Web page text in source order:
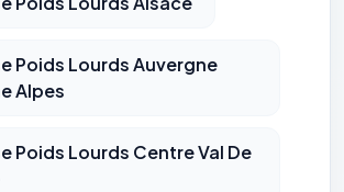
Poids Lourds Auvergne
Alpes
Poids Lourds Centre Val De